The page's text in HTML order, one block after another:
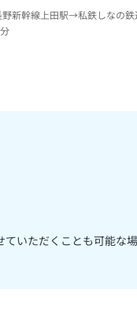
野新幹線上田駅→私鉄しなの
いただくことも可能な